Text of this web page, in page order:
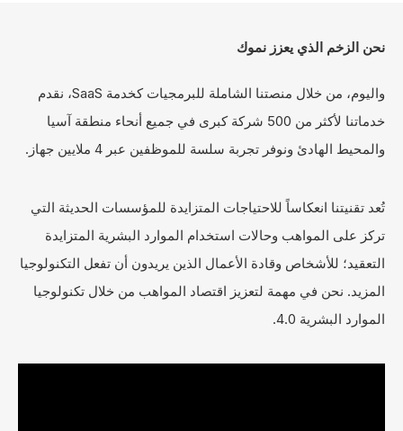
نحن الزخم الذي يعزز نموك
واليوم، من خلال منصتنا الشاملة للبرمجيات كخدمة SaaS، نقدم
خدماتنا لأكثر من 500 شركة كبرى في جميع أنحاء منطقة آسيا
والمحيط الهادئ ونوفر تجربة سلسة للموظفين عبر 4 ملايين جهاز.
تُعد تقنيتنا انعكاساً للاحتياجات المتزايدة للمؤسسات الحديثة التي
تركز على المواهب وحالات استخدام الموارد البشرية المتزايدة
التعقيد؛ للأشخاص وقادة الأعمال الذين يريدون أن تفعل التكنولوجيا
المزيد. نحن في مهمة لتعزيز اقتصاد المواهب من خلال تكنولوجيا
الموارد البشرية 4.0.